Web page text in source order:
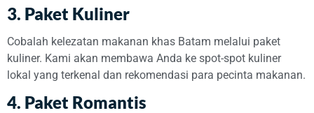
3. Paket Kuliner
Cobalah kelezatan makanan khas Batam melalui paket
kuliner. Kami akan membawa Anda ke spot-spot kuliner
lokal yang terkenal dan rekomendasi para pecinta makanan.
4. Paket Romantis